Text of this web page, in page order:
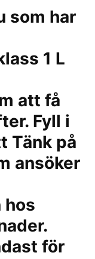
som har
1 L
att få
Fyll i
Tänk på
ansöker
hos
för